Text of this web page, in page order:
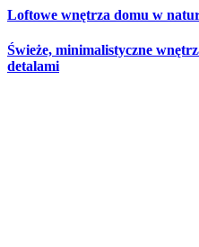
Loftowe wnętrza domu w
Świeże, minimalistyczne
detalami